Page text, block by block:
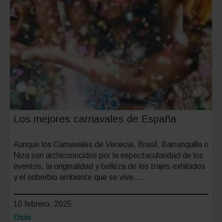
Los mejores carnavales de España
Aunque los Carnavales de Venecia, Brasil, Barranquilla o
Niza son archiconocidos por la espectacularidad de los
eventos, la originalidad y belleza de los trajes exhibidos
y el soberbio ambiente que se vive,…
10 febrero, 2025
Categoría:
Ocio